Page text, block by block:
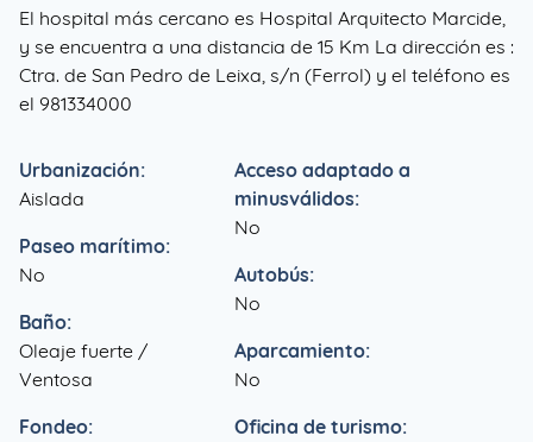
El hospital más cercano es Hospital Arquitecto Marcide,
y se encuentra a una distancia de 15 Km La dirección es :
Ctra. de San Pedro de Leixa, s/n (Ferrol) y el teléfono es
el 981334000
Urbanización:
Aislada
Paseo marítimo:
No
Baño:
Oleaje fuerte /
Ventosa
Fondeo:
Acceso adaptado a
minusválidos:
No
Autobús:
No
Aparcamiento:
No
Oficina de turismo: